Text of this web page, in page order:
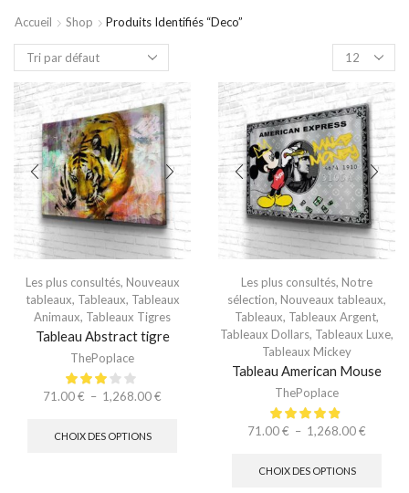
Accueil Shop Produits Identifiés “deco”
Les plus consultés, Nouveaux
tableaux, Tableaux, Tableaux
Animaux, Tableaux Tigres
Tableau Abstract tigre
ThePoplace
71.00€ – 1,268.00€
CHOIX DES OPTIONS
Les plus consultés, Notre
sélection, Nouveaux tableaux,
Tableaux, Tableaux Argent,
Tableaux Dollars, Tableaux Luxe,
Tableaux Mickey
Tableau American Mouse
ThePoplace
71.00€ – 1,268.00€
CHOIX DES OPTIONS